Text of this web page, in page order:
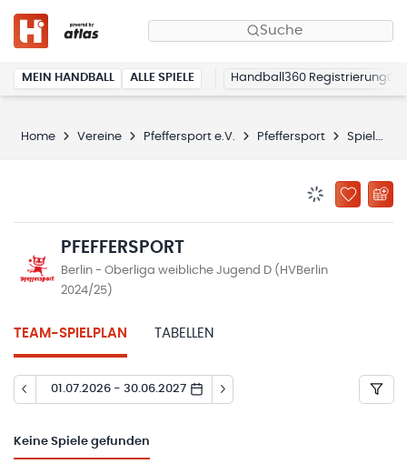
Suche
MEIN HANDBALL ALLE SPIELE Handball360 Registrierung
Home Vereine Pfeffersport e.V. Pfeffersport Spielplan
ZU
PFEFFERSPORT
Berlin - Oberliga weibliche Jugend D (HVBerlin
2024/25)
TEAM-SPIELPLAN TABELLEN
01.07.2026 - 30.06.2027
Keine Spiele gefunden